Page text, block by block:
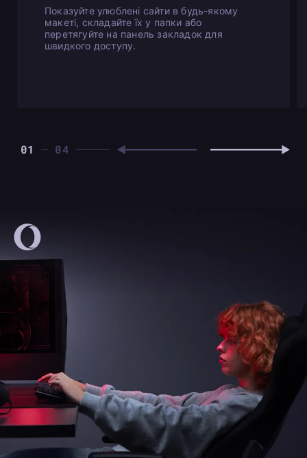
Показуйте улюблені сайти в будь-якому
макеті, складайте їх у папки або
перетягуйте на панель закладок для
швидкого доступу.
01